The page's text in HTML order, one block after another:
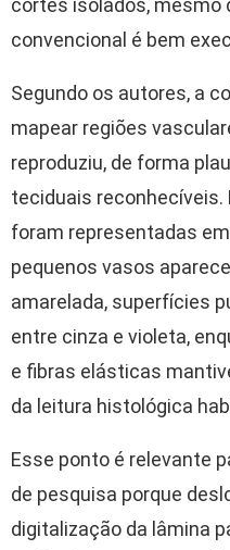
convencional é bem
Segundo os autores, a
mapear regiões
reproduziu, de forma
teciduais
foram representadas
pequenos vasos
amarelada, superfícies
entre cinza e violeta,
e fibras elásticas
da leitura histológica
Esse ponto é relevante
de pesquisa porque
digitalização da lâmina